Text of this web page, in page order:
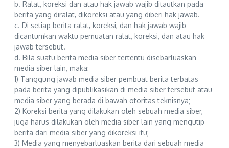
b. Ralat, koreksi dan atau hak jawab wajib ditautkan pada
berita yang diralat, dikoreksi atau yang diberi hak jawab.
c. Di setiap berita ralat, koreksi, dan hak jawab wajib
dicantumkan waktu pemuatan ralat, koreksi, dan atau hak
jawab tersebut.
d. Bila suatu berita media siber tertentu disebarluaskan
media siber lain, maka:
1) Tanggung jawab media siber pembuat berita terbatas
pada berita yang dipublikasikan di media siber tersebut atau
media siber yang berada di bawah otoritas teknisnya;
2) Koreksi berita yang dilakukan oleh sebuah media siber,
juga harus dilakukan oleh media siber lain yang mengutip
berita dari media siber yang dikoreksi itu;
3) Media yang menyebarluaskan berita dari sebuah media